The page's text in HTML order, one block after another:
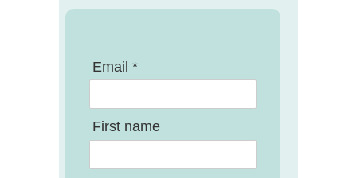
Email *
First name